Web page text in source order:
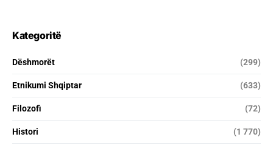
Kategoritë
Dëshmorët (299)
Etnikumi Shqiptar (633)
Filozofi (72)
Histori (1 770)